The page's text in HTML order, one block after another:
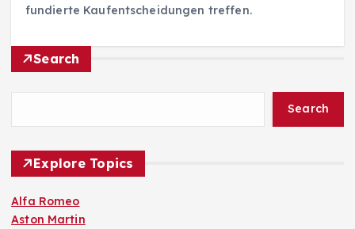
fundierte Kaufentscheidungen treffen.
Search
Search
Explore Topics
Alfa Romeo
Aston Martin